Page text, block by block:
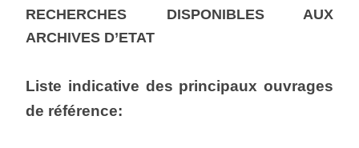
RECHERCHES DISPONIBLES AUX
ARCHIVES D’ETAT
Liste indicative des principaux ouvrages
de référence: